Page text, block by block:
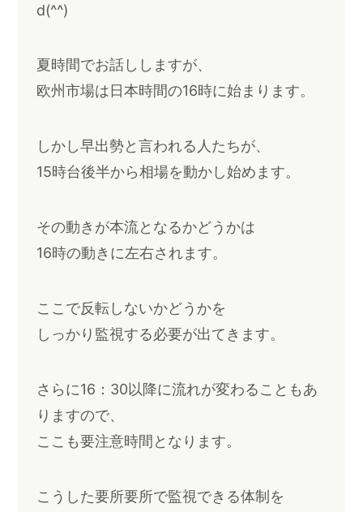
d(^^)
夏時間でお話ししますが、
欧州市場は日本時間の16時に始まります。
しかし早出勢と言われる人たちが、
15時台後半から相場を動かし始めます。
その動きが本流となるかどうかは
16時の動きに左右されます。
ここで反転しないかどうかを
しっかり監視する必要が出てきます。
さらに16：30以降に流れが変わることもあ
りますので、
ここも要注意時間となります。
こうした要所要所で監視できる体制を